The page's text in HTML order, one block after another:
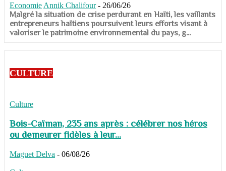
Economie Annik Chalifour - 26/06/26
​​​​​​​Malgré la situation de crise perdurant en Haïti, les vaillants
entrepreneurs haïtiens poursuivent leurs efforts visant à
valoriser le patrimoine environnemental du pays, g...
CULTURE
Culture
Bois-Caïman, 235 ans après : célébrer nos héros
ou demeurer fidèles à leur...
Maguet Delva - 06/08/26